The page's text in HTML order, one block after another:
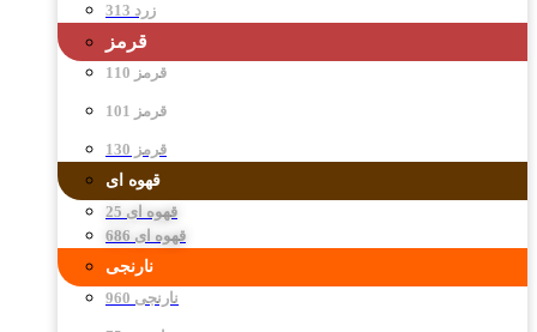
زرد 313
قرمز
قرمز 110
قرمز 101
قرمز 130
قهوه ای
قهوه ای 25
قهوه ای 686
نارنجی
نارنجی 960